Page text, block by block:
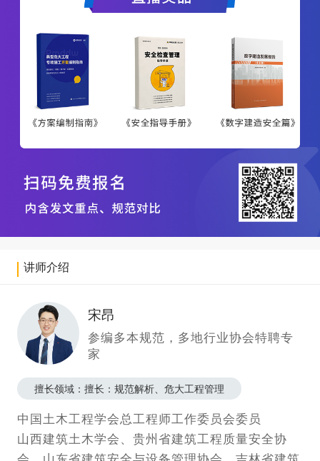
讲师介绍
宋昂
参编多本规范，多地行业协会特聘专
家
擅长领域：擅长：规范解析、危大工程管理
中国土木工程学会总工程师工作委员会委员
山西建筑土木学会、贵州省建筑工程质量安全协